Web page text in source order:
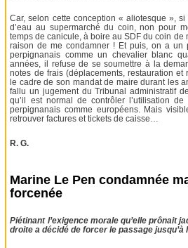
Car, selon cette conception « aliotesque »,
d’eau au supermarché du coin, non pour
temps de canicule, à boire au SDF du coin de
raison de me condamner ! Et puis, on a un
perpignanais comme un chevalier blanc
années, il refuse de se soumettre à la
notes de frais (déplacements, restauration et
le cadre de son mandat de maire durant les
fallu un jugement du Tribunal administratif
qu’il est normal de contrôler l’utilisation
perpignanais comme européens. Mais
retrouver factures et tickets de caisse…
R. G.
Marine Le Pen condamnée
forcenée
Piétinant l’exigence morale qu’elle prônait
droite a décidé de forcer le passage jusqu’à